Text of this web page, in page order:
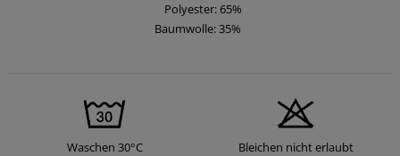
Polyester: 65%
Baumwolle: 35%
Waschen 30°C Bleichen nicht erlaubt